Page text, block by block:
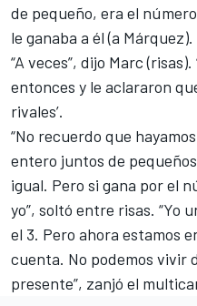
de pequeño, era el
le ganaba a él (a Márquez).
“A veces”, dijo Marc
entonces y le aclararon
rivales’.
“No recuerdo que
entero juntos de
igual. Pero si gana por el
yo”, soltó entre risas. “Yo
el 3. Pero ahora estamos
cuenta. No podemos vivir
presente”, zanjó el